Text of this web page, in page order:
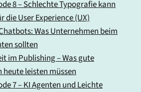
8 – Schlechte Typografie kann
die User Experience (UX)
Was Unternehmen beim
sollten
im Publishing – Was gute
leisten müssen
7 – KI Agenten und Leichte